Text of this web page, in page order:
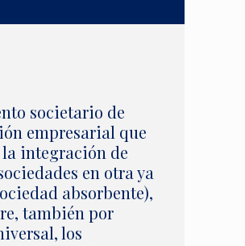
societario de
empresarial que
la integración de
en otra ya
absorbente),
también por
los